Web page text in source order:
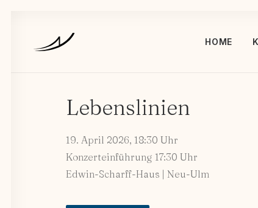
HOME
Lebenslinien
19. April 2026, 18:30 Uhr
Konzerteinführung 17:30 Uhr
Edwin-Scharff-Haus | Neu-Ulm